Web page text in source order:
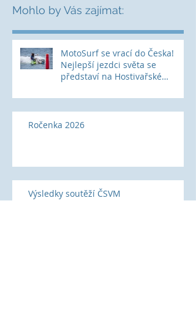
Mohlo by Vás zajímat:
MotoSurf se vrací do Česka!
Nejlepší jezdci světa se
představí na Hostivařské
Ročenka 2026
Výsledky soutěží ČSVM